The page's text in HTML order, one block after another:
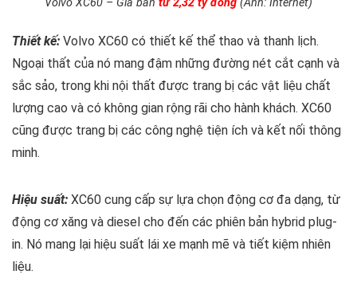
Volvo XC60 – Giá bán từ 2,32 tỷ đồng (Ảnh: Internet)
Thiết kế: Volvo XC60 có thiết kế thể thao và thanh lịch.
Ngoại thất của nó mang đậm những đường nét cắt cạnh và
sắc sảo, trong khi nội thất được trang bị các vật liệu chất
lượng cao và có không gian rộng rãi cho hành khách. XC60
cũng được trang bị các công nghệ tiện ích và kết nối thông
minh.
Hiệu suất: XC60 cung cấp sự lựa chọn động cơ đa dạng, từ
động cơ xăng và diesel cho đến các phiên bản hybrid plug-
in. Nó mang lại hiệu suất lái xe mạnh mẽ và tiết kiệm nhiên
liệu.